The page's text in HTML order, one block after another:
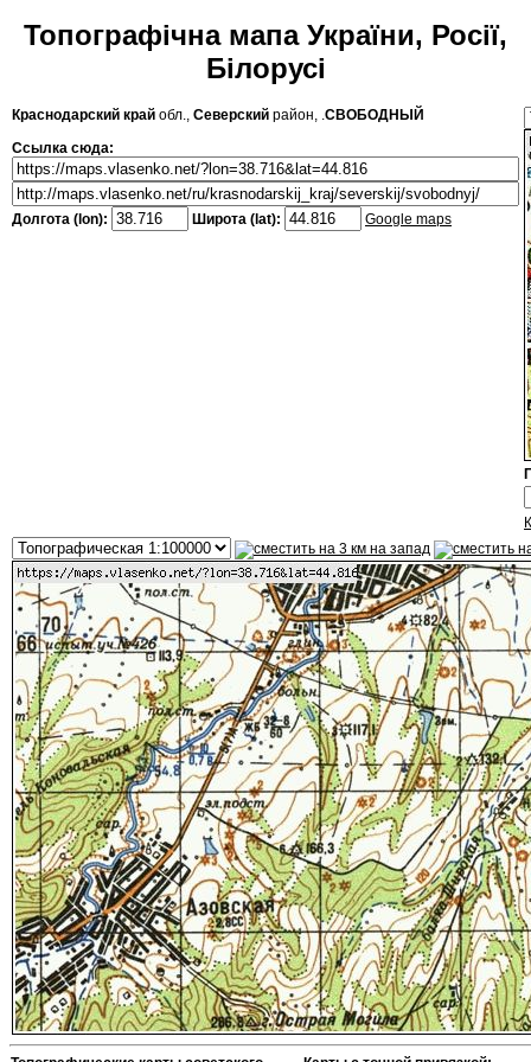
Топографічна мапа України, Росії,
Білорусі
Краснодарский край обл., Северский район, .СВОБОДНЫЙ
Ссылка сюда:
Долгота (lon): Широта (lat): Google maps